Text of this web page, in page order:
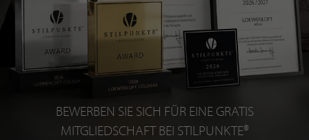
BEWERBEN SIE SICH FÜR EINE GRATIS
MITGLIEDSCHAFT BEI STILPUNKTE®